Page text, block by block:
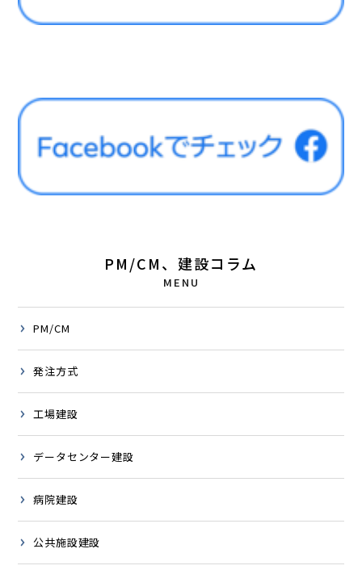
PM/CM、建設コラム
MENU
PM/CM
発注方式
工場建設
データセンター建設
病院建設
公共施設建設